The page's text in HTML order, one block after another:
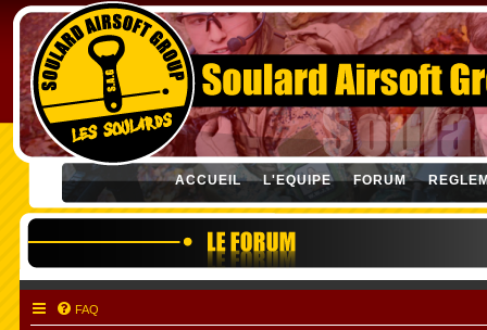
ACCUEIL L'EQUIPE FORUM
FAQ